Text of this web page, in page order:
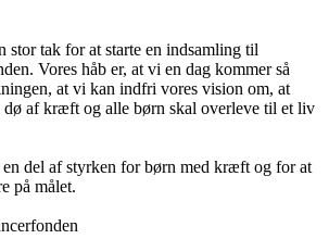
stor tak for at starte en indsamling til
Vores håb er, at vi en dag kommer så
at vi kan indfri vores vision om, at
dø af kræft og alle børn skal overleve til et liv
del af styrken for børn med kræft og for at
på målet.